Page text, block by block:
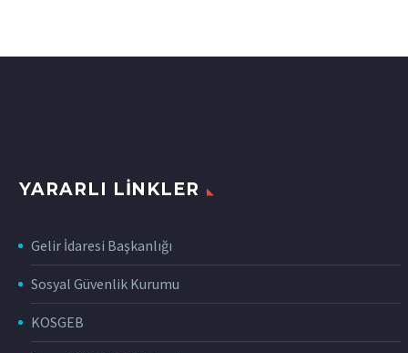
YARARLI LINKLER
Gelir İdaresi Başkanlığı
Sosyal Güvenlik Kurumu
KOSGEB